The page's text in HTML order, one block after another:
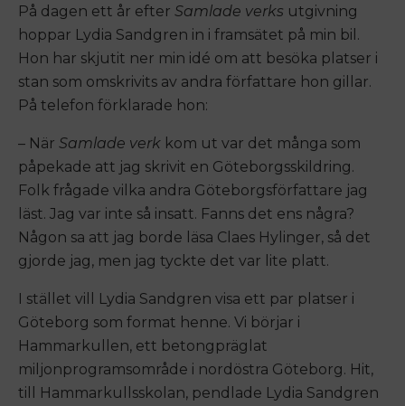
På dagen ett år efter Samlade verks utgivning
hoppar Lydia Sandgren in i framsätet på min bil.
Hon har skjutit ner min idé om att besöka platser i
stan som omskrivits av andra författare hon gillar.
På telefon förklarade hon:
– När Samlade verk kom ut var det många som
påpekade att jag skrivit en Göteborgsskildring.
Folk frågade vilka andra Göteborgsförfattare jag
läst. Jag var inte så insatt. Fanns det ens några?
Någon sa att jag borde läsa Claes Hylinger, så det
gjorde jag, men jag tyckte det var lite platt.
I stället vill Lydia Sandgren visa ett par platser i
Göteborg som format henne. Vi börjar i
Hammarkullen, ett betongpräglat
miljonprogramsområde i nordöstra Göteborg. Hit,
till Hammarkullsskolan, pendlade Lydia Sandgren